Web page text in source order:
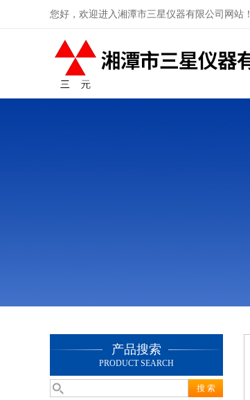
您好，欢迎进入湘潭市三星仪器有限公司网站！
产品搜索
PRODUCT SEARCH